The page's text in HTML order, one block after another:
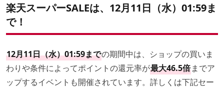
楽天スーパーSALEは、12月11日（水）01:59ま
で！
12月11日（水）01:59までの期間中は、ショップの買いま
わりや条件によってポイントの還元率が最大46.5倍までア
ップするイベントも開催されています。詳しくは下記セー